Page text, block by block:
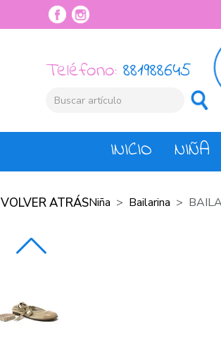
Teléfono: 881988645
INICIO NIÑA
VOLVER ATRÁSNiña Bailarina